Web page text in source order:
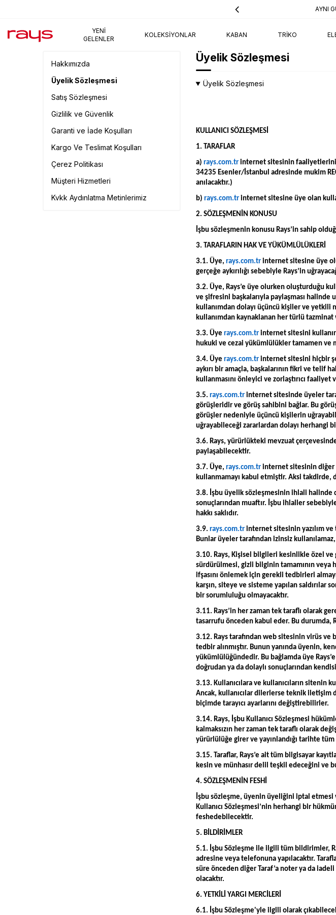
AYNI
YENI
GELENLER
KOLEKSIYONLAR KABAN TRIKO
Hakkımızda
Üyelik Sözleşmesi
Satış Sözleşmesi
Gizlilik ve Güvenlik
Garanti ve İade Koşulları
Kargo Ve Teslimat Koşulları
Çerez Politikası
Müşteri Hizmetleri
Kvkk Aydınlatma Metinlerimiz
Üyelik Sözleşmesi
Üyelik Sözleşmesi
KULLANICI SÖZLEŞMESİ
1. TARAFLAR
a) rays.com.trinternet sitesinin faaliyetlerini
34235 Esenler/İstanbul adresinde mukim
anılacaktır.)
b) rays.com.trinternet sitesine üye olan
2. SÖZLEŞMENİN KONUSU
İşbu sözleşmenin konusu Rays’in sahip
3. TARAFLARIN HAK VE YÜKÜMLÜLÜKLERİ
3.1. Üye, rays.com.trinternet sitesine üye
gerçeğe aykırılığı sebebiyle Rays’in
3.2. Üye, Rays’e üye olurken oluşturduğu
ve şifresini başkalarıyla paylaşması halinde
kullanımdan dolayı üçüncü kişiler ve yetkili
kullanımdan kaynaklanan her türlü tazminat
3.3. Üye rays.com.trinternet sitesini
hukuki ve cezai yükümlülükler tamamen ve
3.4. Üye rays.com.trinternet sitesini hiçbir
aykırı bir amaçla, başkalarının fikri ve telif
kullanmasını önleyici ve zorlaştırıcı
3.5. rays.com.trinternet sitesinde üyeler
görüşleridir ve görüş sahibini bağlar. Bu
görüşler nedeniyle üçüncü kişilerin
uğrayabileceği zararlardan dolayı herhangi
3.6. Rays, yürürlükteki mevzuat
paylaşabilecektir.
3.7. Üye, rays.com.tr internet sitesinin diğer
kullanmamayı kabul etmiştir. Aksi takdirde,
3.8. İşbu üyelik sözleşmesinin ihlali halinde
sonuçlarından muaftır. İşbu ihlaller
hakkı saklıdır.
3.9. rays.com.tr internet sitesinin yazılım
Bunlar üyeler tarafından izinsiz
3.10. Rays, Kişisel bilgileri kesinlikle özel ve
sürdürülmesi, gizli bilginin tamamının veya
ifşasını önlemek için gerekli tedbirleri
karşın, siteye ve sisteme yapılan
bir sorumluluğu olmayacaktır.
3.11. Rays’in her zaman tek taraflı olarak
tasarrufu önceden kabul eder. Bu durumda,
3.12. Rays tarafından web sitesinin virüs ve
tedbir alınmıştır. Bunun yanında üyenin,
yükümlülüğündedir. Bu bağlamda üye
doğrudan ya da dolaylı sonuçlarından
3.13. Kullanıcılara ve kullanıcıların
Ancak, kullanıcılar dilerlerse teknik iletişim
biçimde tarayıcı ayarlarını değiştirebilirler.
3.14. Rays, İşbu Kullanıcı Sözleşmesi
kalmaksızın her zaman tek taraflı olarak
yürürlülüğe girer ve yayınlandığı tarihte
3.15. Taraflar, Rays’e ait tüm bilgisayar
kesin ve münhasır delil teşkil edeceğini ve
4. SÖZLEŞMENİN FESHİ
İşbu sözleşme, üyenin üyeliğini iptal etmesi
Kullanıcı Sözleşmesi’nin herhangi bir
feshedebilecektir.
5. BİLDİRİMLER
5.1. İşbu Sözleşme ile ilgili tüm bildirimler,
adresine veya telefonuna yapılacaktır.
süre önceden diğer Taraf’a noter ya da
olacaktır.
6. YETKİLİ YARGI MERCİLERİ
6.1. İşbu Sözleşme'yle ilgili olarak